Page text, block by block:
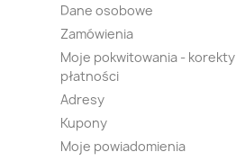
Dane osobowe
Zamówienia
Moje pokwitowania - korekty
płatności
Adresy
Kupony
Moje powiadomienia